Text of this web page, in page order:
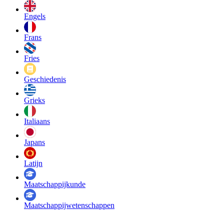
Engels
Frans
Fries
Geschiedenis
Grieks
Italiaans
Japans
Latijn
Maatschappij­kunde
Maatschappij­wetenschappen